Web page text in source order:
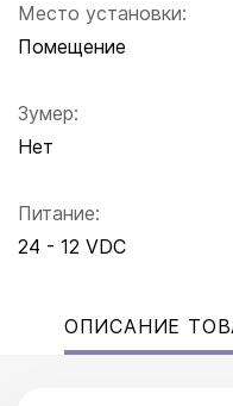
Место установки:
Помещение
Зумер:
Нет
Питание:
24 - 12 VDC
ОПИСАНИЕ